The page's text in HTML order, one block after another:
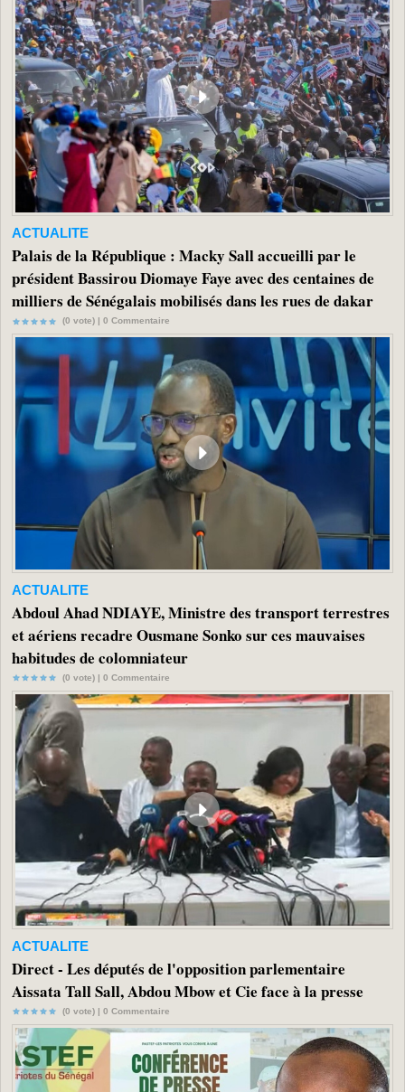
ACTUALITE
Palais de la République : Macky Sall accueilli par le
président Bassirou Diomaye Faye avec des centaines de
milliers de Sénégalais mobilisés dans les rues de dakar
(0 vote) | 0 Commentaire
ACTUALITE
Abdoul Ahad NDIAYE, Ministre des transport terrestres
et aériens recadre Ousmane Sonko sur ces mauvaises
habitudes de colomniateur
(0 vote) | 0 Commentaire
ACTUALITE
Direct - Les députés de l'opposition parlementaire
Aissata Tall Sall, Abdou Mbow et Cie face à la presse
(0 vote) | 0 Commentaire